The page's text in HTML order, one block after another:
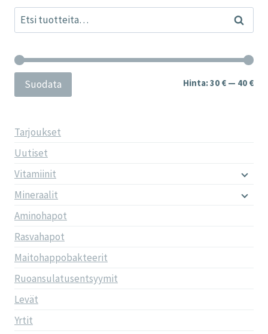
Etsi: Haku
Suodata Hinta:30 € — 40 €
Tarjoukset
Uutiset
Vitamiinit
Mineraalit
Aminohapot
Rasvahapot
Maitohappobakteerit
Ruoansulatusentsyymit
Levät
Yrtit